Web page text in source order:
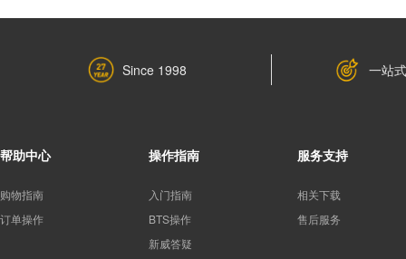
Since 1998 一站
帮助中心
购物指南
订单操作
操作指南
入门指南
BTS操作
新威答疑
服务支持
相关下载
售后服务